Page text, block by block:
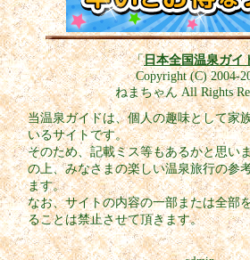
「日本全国温泉ガイ
Copyright (C) 2004-
ねまちゃん All Rights
当温泉ガイドは、個人の趣味として家
いるサイトです。
そのため、記載ミス等もあるかと思い
の上、みなさまの楽しい温泉旅行の参
ます。
なお、サイトの内容の一部または全部
ることは禁止させて頂きます。